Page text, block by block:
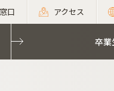
口 アクセス
卒業